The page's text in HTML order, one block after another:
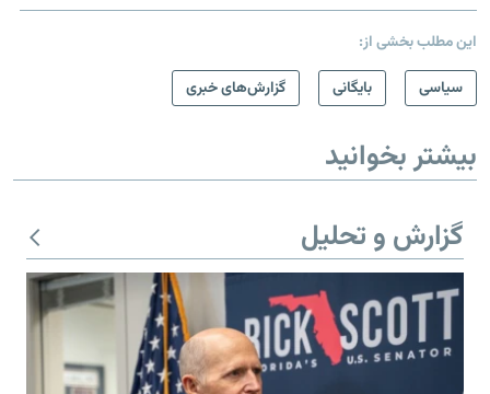
این مطلب بخشی از:
سیاسی
بایگانی گزارش‌های خبری
بیشتر بخوانید
گزارش و تحلیل